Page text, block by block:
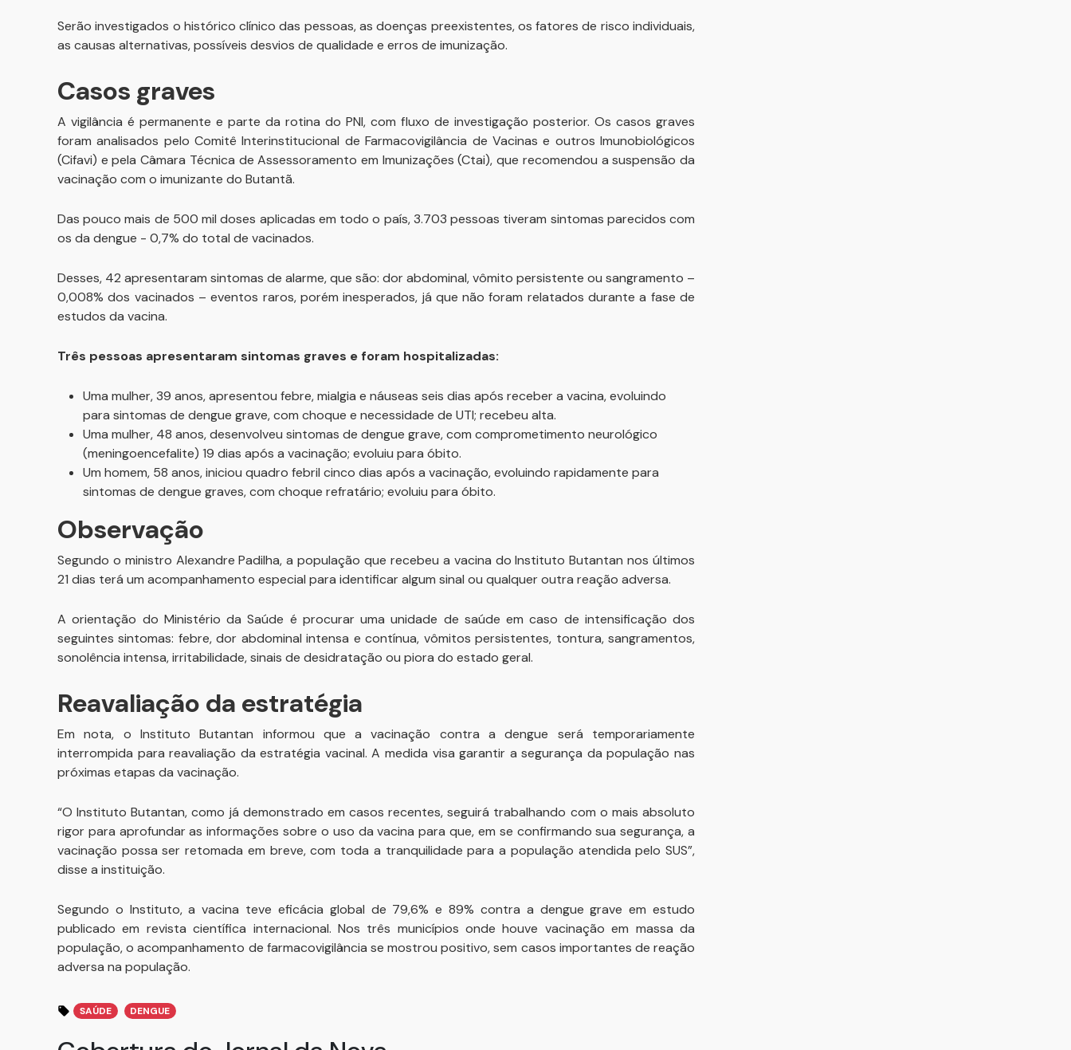
Serão investigados o histórico clínico das pessoas, as doenças preexistentes, os fatores de risco individuais,
as causas alternativas, possíveis desvios de qualidade e erros de imunização.
Casos graves
A vigilância é permanente e parte da rotina do PNI, com fluxo de investigação posterior. Os casos graves
foram analisados pelo Comitê Interinstitucional de Farmacovigilância de Vacinas e outros Imunobiológicos
(Cifavi) e pela Câmara Técnica de Assessoramento em Imunizações (Ctai), que recomendou a suspensão da
vacinação com o imunizante do Butantã.
Das pouco mais de 500 mil doses aplicadas em todo o país, 3.703 pessoas tiveram sintomas parecidos com
os da dengue - 0,7% do total de vacinados.
Desses, 42 apresentaram sintomas de alarme, que são: dor abdominal, vômito persistente ou sangramento –
0,008% dos vacinados – eventos raros, porém inesperados, já que não foram relatados durante a fase de
estudos da vacina.
Três pessoas apresentaram sintomas graves e foram hospitalizadas:
Uma mulher, 39 anos, apresentou febre, mialgia e náuseas seis dias após receber a vacina, evoluindo
para sintomas de dengue grave, com choque e necessidade de UTI; recebeu alta.
Uma mulher, 48 anos, desenvolveu sintomas de dengue grave, com comprometimento neurológico
(meningoencefalite) 19 dias após a vacinação; evoluiu para óbito.
Um homem, 58 anos, iniciou quadro febril cinco dias após a vacinação, evoluindo rapidamente para
sintomas de dengue graves, com choque refratário; evoluiu para óbito.
Observação
Segundo o ministro Alexandre Padilha, a população que recebeu a vacina do Instituto Butantan nos últimos
21 dias terá um acompanhamento especial para identificar algum sinal ou qualquer outra reação adversa.
A orientação do Ministério da Saúde é procurar uma unidade de saúde em caso de intensificação dos
seguintes sintomas: febre, dor abdominal intensa e contínua, vômitos persistentes, tontura, sangramentos,
sonolência intensa, irritabilidade, sinais de desidratação ou piora do estado geral.
Reavaliação da estratégia
Em nota, o Instituto Butantan informou que a vacinação contra a dengue será temporariamente
interrompida para reavaliação da estratégia vacinal. A medida visa garantir a segurança da população nas
próximas etapas da vacinação.
“O Instituto Butantan, como já demonstrado em casos recentes, seguirá trabalhando com o mais absoluto
rigor para aprofundar as informações sobre o uso da vacina para que, em se confirmando sua segurança, a
vacinação possa ser retomada em breve, com toda a tranquilidade para a população atendida pelo SUS”,
disse a instituição.
Segundo o Instituto, a vacina teve eficácia global de 79,6% e 89% contra a dengue grave em estudo
publicado em revista científica internacional. Nos três municípios onde houve vacinação em massa da
população, o acompanhamento de farmacovigilância se mostrou positivo, sem casos importantes de reação
adversa na população.
SAÚDE DENGUE